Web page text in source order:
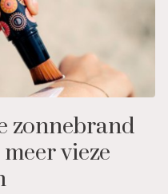
zonnebrand
vieze